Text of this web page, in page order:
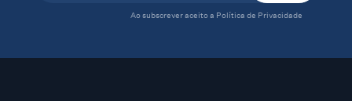
Ao subscrever aceito a Política de Privacidade